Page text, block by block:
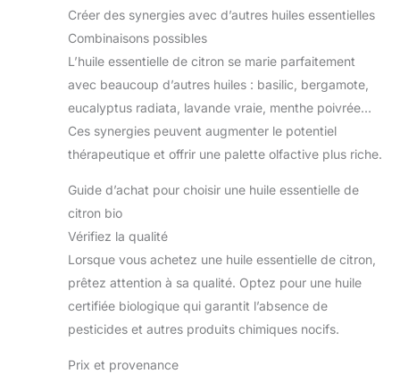
Créer des synergies avec d’autres huiles essentielles
Combinaisons possibles
L’huile essentielle de citron se marie parfaitement
avec beaucoup d’autres huiles : basilic, bergamote,
eucalyptus radiata, lavande vraie, menthe poivrée…
Ces synergies peuvent augmenter le potentiel
thérapeutique et offrir une palette olfactive plus riche.
Guide d’achat pour choisir une huile essentielle de
citron bio
Vérifiez la qualité
Lorsque vous achetez une huile essentielle de citron,
prêtez attention à sa qualité. Optez pour une huile
certifiée biologique qui garantit l’absence de
pesticides et autres produits chimiques nocifs.
Prix et provenance